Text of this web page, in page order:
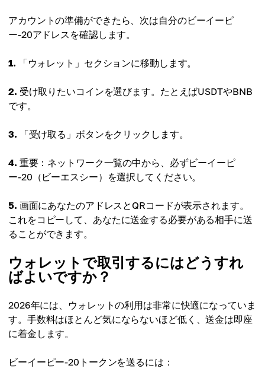
アカウントの準備ができたら、次は自分のビーイーピ
ー-20アドレスを確認します。
1. 「ウォレット」セクションに移動します。
2. 受け取りたいコインを選びます。たとえばUSDTやBNB
です。
3. 「受け取る」ボタンをクリックします。
4. 重要：ネットワーク一覧の中から、必ずビーイーピ
ー-20（ビーエスシー）を選択してください。
5. 画面にあなたのアドレスとQRコードが表示されます。
これをコピーして、あなたに送金する必要がある相手に送
ることができます。
ウォレットで取引するにはどうすれ
ばよいですか？
2026年には、ウォレットの利用は非常に快適になっていま
す。手数料はほとんど気にならないほど低く、送金は即座
に着金します。
ビーイーピー-20トークンを送るには：